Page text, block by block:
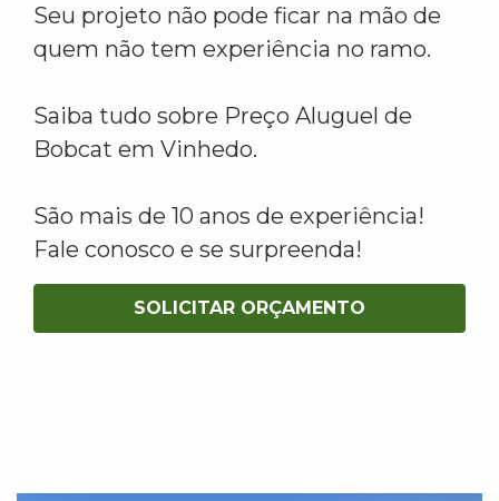
Seu projeto não pode ficar na mão de
quem não tem experiência no ramo.
Saiba tudo sobre Preço Aluguel de
Bobcat em Vinhedo.
São mais de 10 anos de experiência!
Fale conosco e se surpreenda!
SOLICITAR ORÇAMENTO